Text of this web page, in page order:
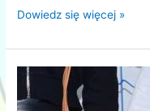
XXIV
Papieski
–
Święty
Jan
Dowiedz się więcej »